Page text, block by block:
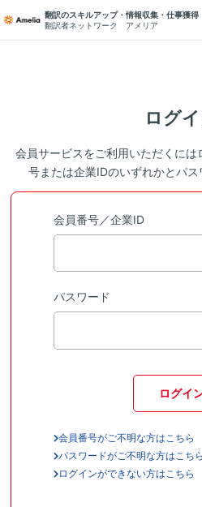
翻訳のスキルアップ・情報収集・仕事獲得
翻訳者ネットワーク アメリア
ログ
会員サービスをご利用いただくに
号または企業IDのいずれかとパス
会員番号／企業ID
パスワード
ログイ
会員番号がご不明な方はこちら
パスワードがご不明な方はこちら
ログインができない方はこちら